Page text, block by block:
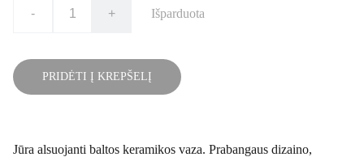
- + Išparduota
PRIDĖTI Į KREPŠELĮ
Jūra alsuojanti baltos keramikos vaza. Prabangaus dizaino,